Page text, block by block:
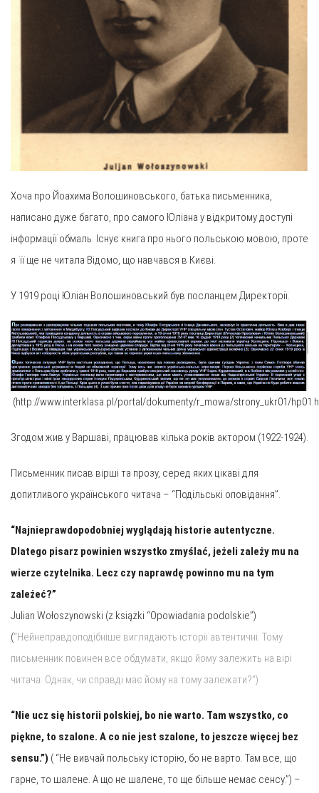
Хоча про Йоахима Волошиновського, батька письменника,
написано дуже багато, про самого Юліана у відкритому доступі
інформації обмаль. Існує книга про нього польською мовою, проте
я її ще не читала Відомо, що навчався в Києві.
У 1919 році Юліан Волошиновський був посланцем Директорії.
(http://www.interklasa.pl/portal/dokumenty/r_mowa/strony_ukr01/
Згодом жив у Варшаві, працював кілька років актором (1922-1924).
Письменник писав вірші та прозу, серед яких цікаві для
допитливого українського читача – “Подільські оповідання”.
“Najnieprawdopodobniej wyglądają historie autentyczne.
Dlatego pisarz powinien wszystko zmyślać, jeżeli zależy mu na
wierze czytelnika. Lecz czy naprawdę powinno mu na tym
zależeć?”
Julian Wołoszynowski (z książki “Opowiadania podolskie”)
(“Нейнеправдоподібніше виглядають історії автентичні. Тому
письменник повинен все обдумати, якщо йому залежить на вірі
читача. Однак, чи справді має йому на тому залежати?”)
“Nie ucz się historii polskiej, bo nie warto. Tam wszystko, co
piękne, to szalone. A co nie jest szalone, to jeszcze więcej bez
sensu.”) ( “Не вивчай польську історію, бо не варто. Там все, що
гарне, то шалене. А що не шалене, то ще більше немає сенсу.”) –